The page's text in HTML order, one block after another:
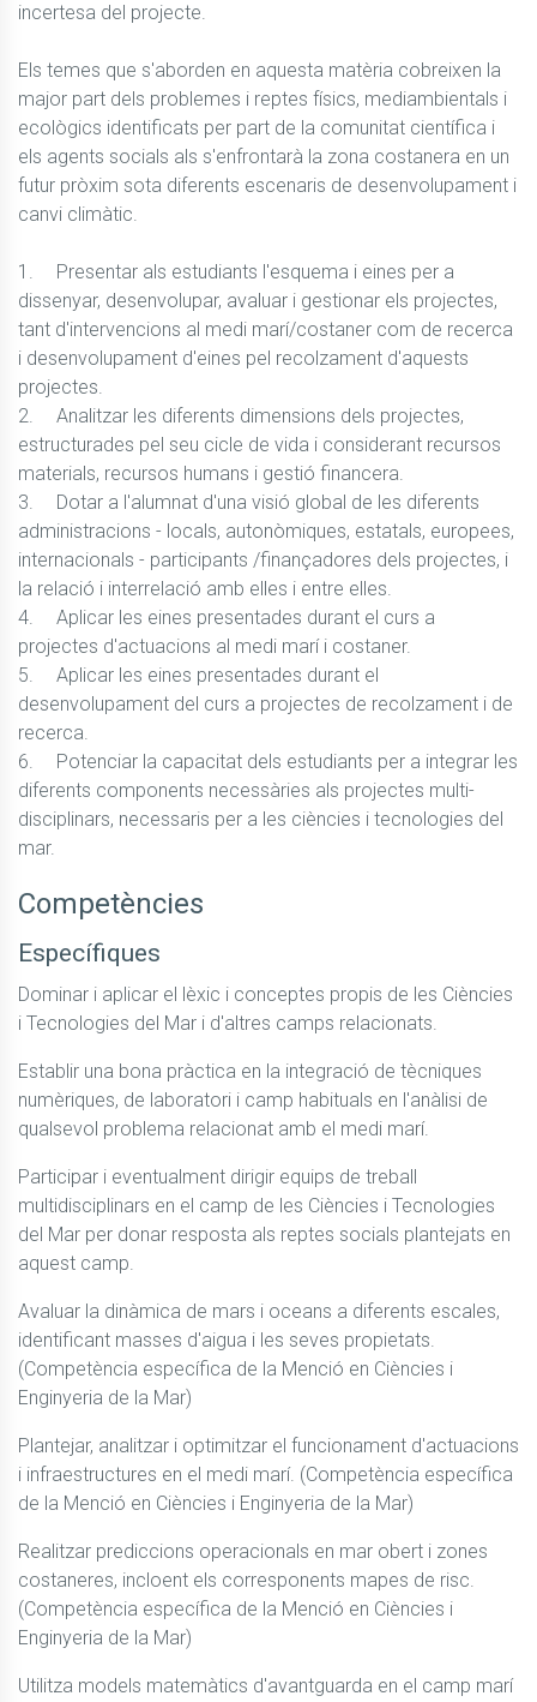
incertesa del projecte.
Els temes que s'aborden en aquesta matèria cobreixen la
major part dels problemes i reptes físics, mediambientals i
ecològics identificats per part de la comunitat científica i
els agents socials als s'enfrontarà la zona costanera en un
futur pròxim sota diferents escenaris de desenvolupament i
canvi climàtic.
1.	Presentar als estudiants l'esquema i eines per a
dissenyar, desenvolupar, avaluar i gestionar els projectes,
tant d'intervencions al medi marí/costaner com de recerca
i desenvolupament d'eines pel recolzament d'aquests
projectes.
2.	Analitzar les diferents dimensions dels projectes,
estructurades pel seu cicle de vida i considerant recursos
materials, recursos humans i gestió financera.
3.	Dotar a l'alumnat d'una visió global de les diferents
administracions - locals, autonòmiques, estatals, europees,
internacionals - participants /finançadores dels projectes, i
la relació i interrelació amb elles i entre elles.
4.	Aplicar les eines presentades durant el curs a
projectes d'actuacions al medi marí i costaner.
5.	Aplicar les eines presentades durant el
desenvolupament del curs a projectes de recolzament i de
recerca.
6.	Potenciar la capacitat dels estudiants per a integrar les
diferents components necessàries als projectes multi-
disciplinars, necessaris per a les ciències i tecnologies del
mar.
Competències
Específiques
Dominar i aplicar el lèxic i conceptes propis de les Ciències
i Tecnologies del Mar i d'altres camps relacionats.
Establir una bona pràctica en la integració de tècniques
numèriques, de laboratori i camp habituals en l'anàlisi de
qualsevol problema relacionat amb el medi marí.
Participar i eventualment dirigir equips de treball
multidisciplinars en el camp de les Ciències i Tecnologies
del Mar per donar resposta als reptes socials plantejats en
aquest camp.
Avaluar la dinàmica de mars i oceans a diferents escales,
identificant masses d'aigua i les seves propietats.
(Competència específica de la Menció en Ciències i
Enginyeria de la Mar)
Plantejar, analitzar i optimitzar el funcionament d'actuacions
i infraestructures en el medi marí. (Competència específica
de la Menció en Ciències i Enginyeria de la Mar)
Realitzar prediccions operacionals en mar obert i zones
costaneres, incloent els corresponents mapes de risc.
(Competència específica de la Menció en Ciències i
Enginyeria de la Mar)
Utilitza models matemàtics d'avantguarda en el camp marí